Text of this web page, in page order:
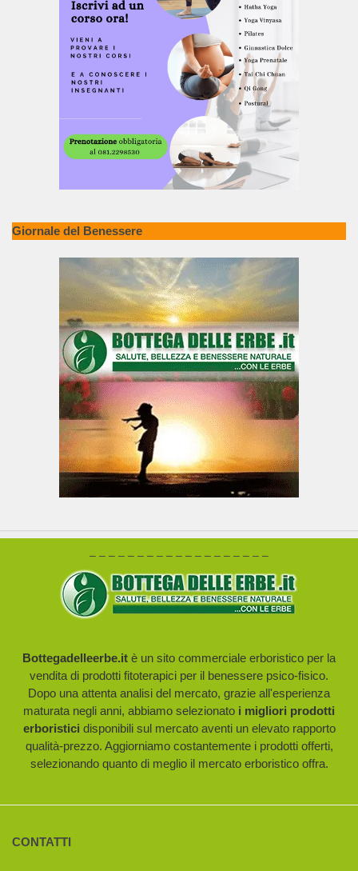
Giornale del Benessere
– – – – – – – – – – – – – – – – – – –
Bottegadelleerbe.it è un sito commerciale erboristico per la
vendita di prodotti fitoterapici per il benessere psico-fisico.
Dopo una attenta analisi del mercato, grazie all'esperienza
maturata negli anni, abbiamo selezionato i migliori prodotti
erboristici disponibili sul mercato aventi un elevato rapporto
qualità-prezzo. Aggiorniamo costantemente i prodotti offerti,
selezionando quanto di meglio il mercato erboristico offra.
CONTATTI